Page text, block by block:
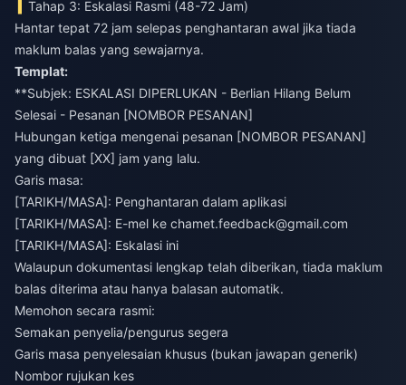
Tahap 3: Eskalasi Rasmi (48-72 Jam)
Hantar tepat 72 jam selepas penghantaran awal jika tiada
maklum balas yang sewajarnya.
Templat:
**Subjek: ESKALASI DIPERLUKAN - Berlian Hilang Belum
Selesai - Pesanan [NOMBOR PESANAN]
Hubungan ketiga mengenai pesanan [NOMBOR PESANAN]
yang dibuat [XX] jam yang lalu.
Garis masa:
[TARIKH/MASA]: Penghantaran dalam aplikasi
[TARIKH/MASA]: E-mel ke chamet.feedback@gmail.com
[TARIKH/MASA]: Eskalasi ini
Walaupun dokumentasi lengkap telah diberikan, tiada maklum
balas diterima atau hanya balasan automatik.
Memohon secara rasmi:
Semakan penyelia/pengurus segera
Garis masa penyelesaian khusus (bukan jawapan generik)
Nombor rujukan kes